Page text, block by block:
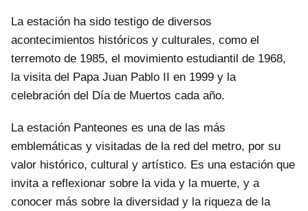
La estación ha sido testigo de diversos
acontecimientos históricos y culturales, como el
terremoto de 1985, el movimiento estudiantil de 1968,
la visita del Papa Juan Pablo II en 1999 y la
celebración del Día de Muertos cada año.
La estación Panteones es una de las más
emblemáticas y visitadas de la red del metro, por su
valor histórico, cultural y artístico. Es una estación que
invita a reflexionar sobre la vida y la muerte, y a
conocer más sobre la diversidad y la riqueza de la